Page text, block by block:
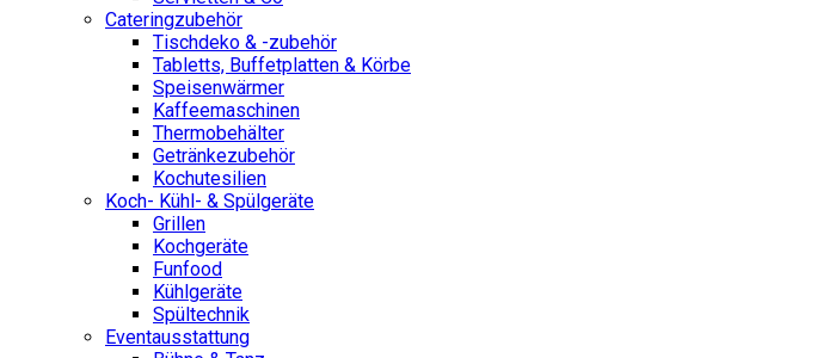
Cateringzubehör
Tischdeko & -zubehör
Tabletts, Buffetplatten & Körbe
Speisenwärmer
Kaffeemaschinen
Thermobehälter
Getränkezubehör
Kochutesilien
Koch- Kühl- & Spülgeräte
Grillen
Kochgeräte
Funfood
Kühlgeräte
Spültechnik
Eventausstattung